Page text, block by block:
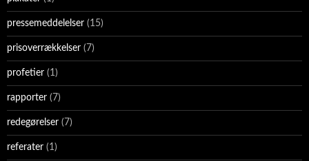
pressemeddelelser (15)
prisoverrækkelser (7)
profetier (1)
rapporter (7)
redegørelser (7)
referater (1)